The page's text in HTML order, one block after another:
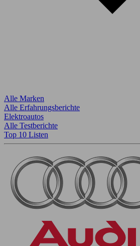
Alle Marken
Alle Erfahrungsberichte
Elektroautos
Alle Testberichte
Top 10 Listen